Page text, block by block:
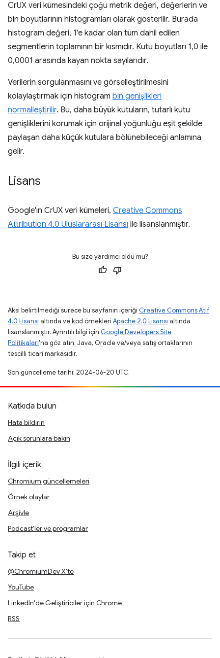
CrUX veri kümesindeki çoğu metrik değeri, değerlerin ve
bin boyutlarının histogramları olarak gösterilir. Burada
histogram değeri, 1'e kadar olan tüm dahil edilen
segmentlerin toplamının bir kısmıdır. Kutu boyutları 1,0 ile
0,0001 arasında kayan nokta sayılarıdır.
Verilerin sorgulanmasını ve görselleştirilmesini
kolaylaştırmak için histogram bin genişlikleri
normalleştirilir. Bu, daha büyük kutuların, tutarlı kutu
genişliklerini korumak için orijinal yoğunluğu eşit şekilde
paylaşan daha küçük kutulara bölünebileceği anlamına
gelir.
Lisans
Google'ın CrUX veri kümeleri, Creative Commons
Attribution 4.0 Uluslararası Lisansı ile lisanslanmıştır.
Bu size yardımcı oldu mu?
Aksi belirtilmediği sürece bu sayfanın içeriği Creative Commons Atıf
4.0 Lisansı altında ve kod örnekleri Apache 2.0 Lisansı altında
lisanslanmıştır. Ayrıntılı bilgi için Google Developers Site
Politikaları'na göz atın. Java, Oracle ve/veya satış ortaklarının
tescilli ticari markasıdır.
Son güncelleme tarihi: 2024-06-20 UTC.
Katkıda bulun
Hata bildirin
Açık sorunlara bakın
İlgili içerik
Chromium güncellemeleri
Örnek olaylar
Arşivle
Podcast'ler ve programlar
Takip et
@ChromiumDev X'te
YouTube
LinkedIn'de Geliştiriciler için Chrome
RSS